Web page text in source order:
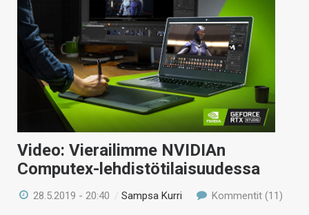
Video: Vierailimme NVIDIAn
Computex-lehdistötilaisuudessa
28.5.2019 - 20:40 /Sampsa Kurri Kommentit (11)